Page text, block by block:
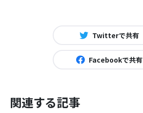
Twitterで共有
Facebookで共有
関連する記事